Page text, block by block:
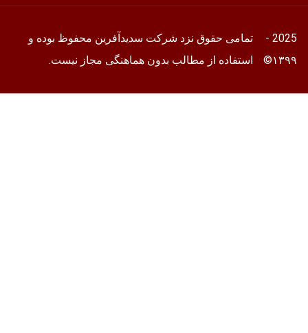
2025 -
تمامی حقوق نزد شرکت سدیدآفرین محفوظ بوده و
استفاده از مطالب بدون هماهنگی مجاز نیست.